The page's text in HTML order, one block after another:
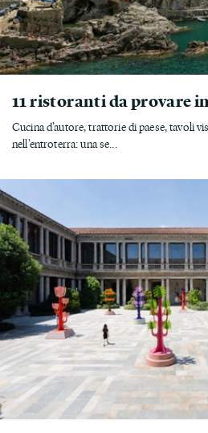
11 ristoranti da provare
Cucina d’autore, trattorie di paese, tavoli
nell’entroterra: una se...